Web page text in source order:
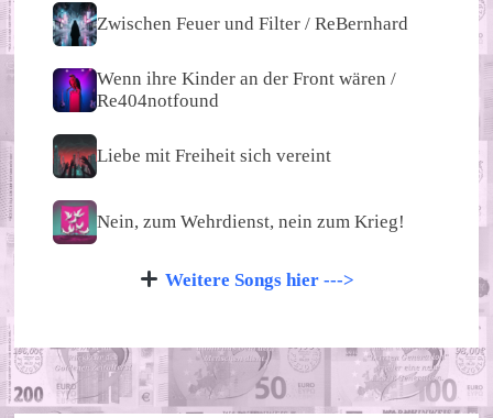
Zwischen Feuer und Filter / ReBernhard
Wenn ihre Kinder an der Front wären /
Re404notfound
Liebe mit Freiheit sich vereint
Nein, zum Wehrdienst, nein zum Krieg!
Weitere Songs hier --->